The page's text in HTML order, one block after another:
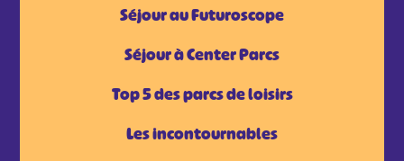
Séjour au Futuroscope
Séjour à Center Parcs
Top 5 des parcs de loisirs
Les incontournables